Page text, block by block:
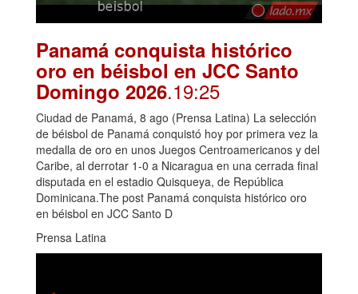
Panamá conquista histórico
oro en béisbol en JCC Santo
Domingo 2026.19:25
Ciudad de Panamá, 8 ago (Prensa Latina) La selección
de béisbol de Panamá conquistó hoy por primera vez la
medalla de oro en unos Juegos Centroamericanos y del
Caribe, al derrotar 1-0 a Nicaragua en una cerrada final
disputada en el estadio Quisqueya, de República
Dominicana.The post Panamá conquista histórico oro
en béisbol en JCC Santo D
Prensa Latina